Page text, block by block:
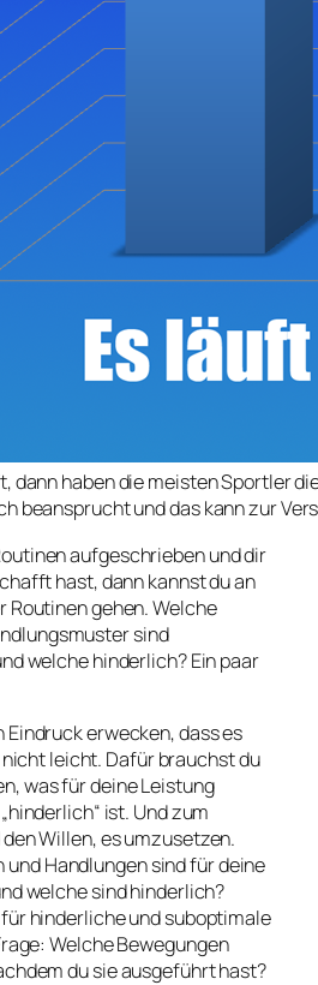
dann haben die meisten Sportler
beansprucht und das kann zur
aufgeschrieben und dir
hast, dann kannst du an
gehen. Welche
sind
welche hinderlich? Ein paar
erwecken, dass es
leicht. Dafür brauchst du
was für deine Leistung
ist. Und zum
Willen, es umzusetzen.
und Handlungen sind für deine
welche sind hinderlich?
hinderliche und suboptimale
Welche Bewegungen
du sie ausgeführt hast?